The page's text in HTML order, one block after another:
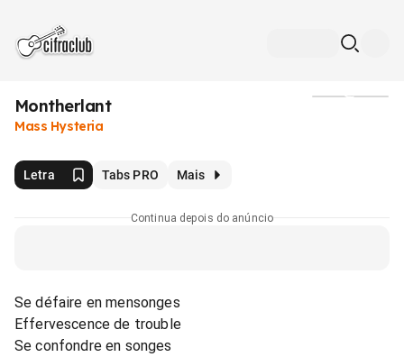
Montherlant
Mass Hysteria
Letra Tabs PRO Mais
Continua depois do anúncio
Se défaire en mensonges
Effervescence de trouble
Se confondre en songes